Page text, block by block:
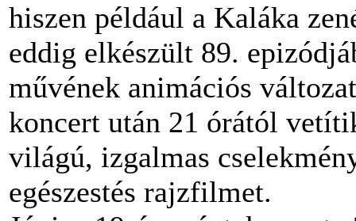
hiszen például a Kaláka
eddig elkészült 89.
művének animációs
koncert után 21 órától
világú, izgalmas
egészestés rajzfilmet.